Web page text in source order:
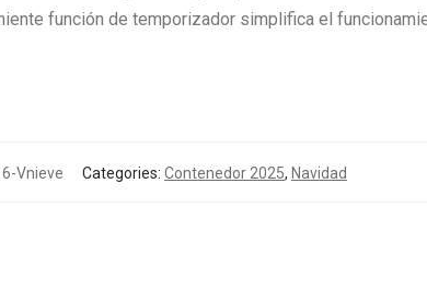
función de temporizador simplifica el
Vnieve Categories: Contenedor 2025, Navidad